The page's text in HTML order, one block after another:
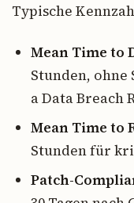
Typische
Mean Time to
Stunden, ohne
a Data Breach
Mean Time to
Stunden für
Patch-